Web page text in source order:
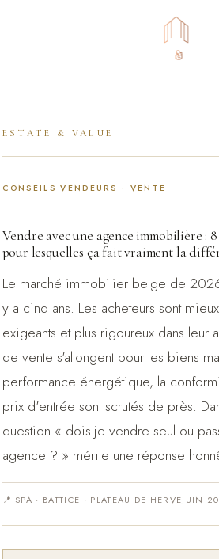
ESTATE & VALUE
CONSEILS VENDEURS · VENTE
Vendre avec une agence immobilière :
pour lesquelles ça fait vraiment la
Le marché immobilier belge de
y a cinq ans. Les acheteurs sont
exigeants et plus rigoureux dans leur
de vente s'allongent pour les biens
performance énergétique, la
prix d'entrée sont scrutés de près.
question « dois-je vendre seul ou
agence ? » mérite une réponse
📍 SPA · BATTICE · PLATEAU DE HERVEJUIN